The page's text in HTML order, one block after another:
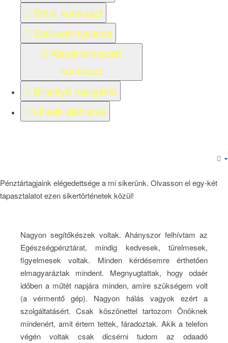
Sötét kontraszt
Szürkeárnyalatos
Alapértelmezett
kontraszt
Billentyű navigáció
Linkek aláhúzva
Pénztártagjaink elégedettsége a mi sikerünk. Olvasson el egy-két
tapasztalatot ezen sikertörténetek közül!
Nagyon segítőkészek voltak. Ahányszor felhívtam az
Egészségpénztárat, mindig kedvesek, türelmesek,
figyelmesek voltak. Minden kérdésemre érthetően
elmagyaráztak mindent. Megnyugtattak, hogy odaér
időben a műtét napjára minden, amire szükségem volt
(a vérmentő gép). Nagyon hálás vagyok ezért a
szolgáltatásért. Csak köszönettel tartozom Önöknek
mindenért, amit értem tettek, fáradoztak. Akik a telefon
végén voltak csak dicsérni tudom az odaadó